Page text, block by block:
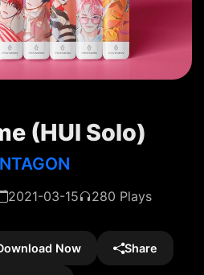
(HUI Solo)
2021-03-15 280 Plays
Now Share